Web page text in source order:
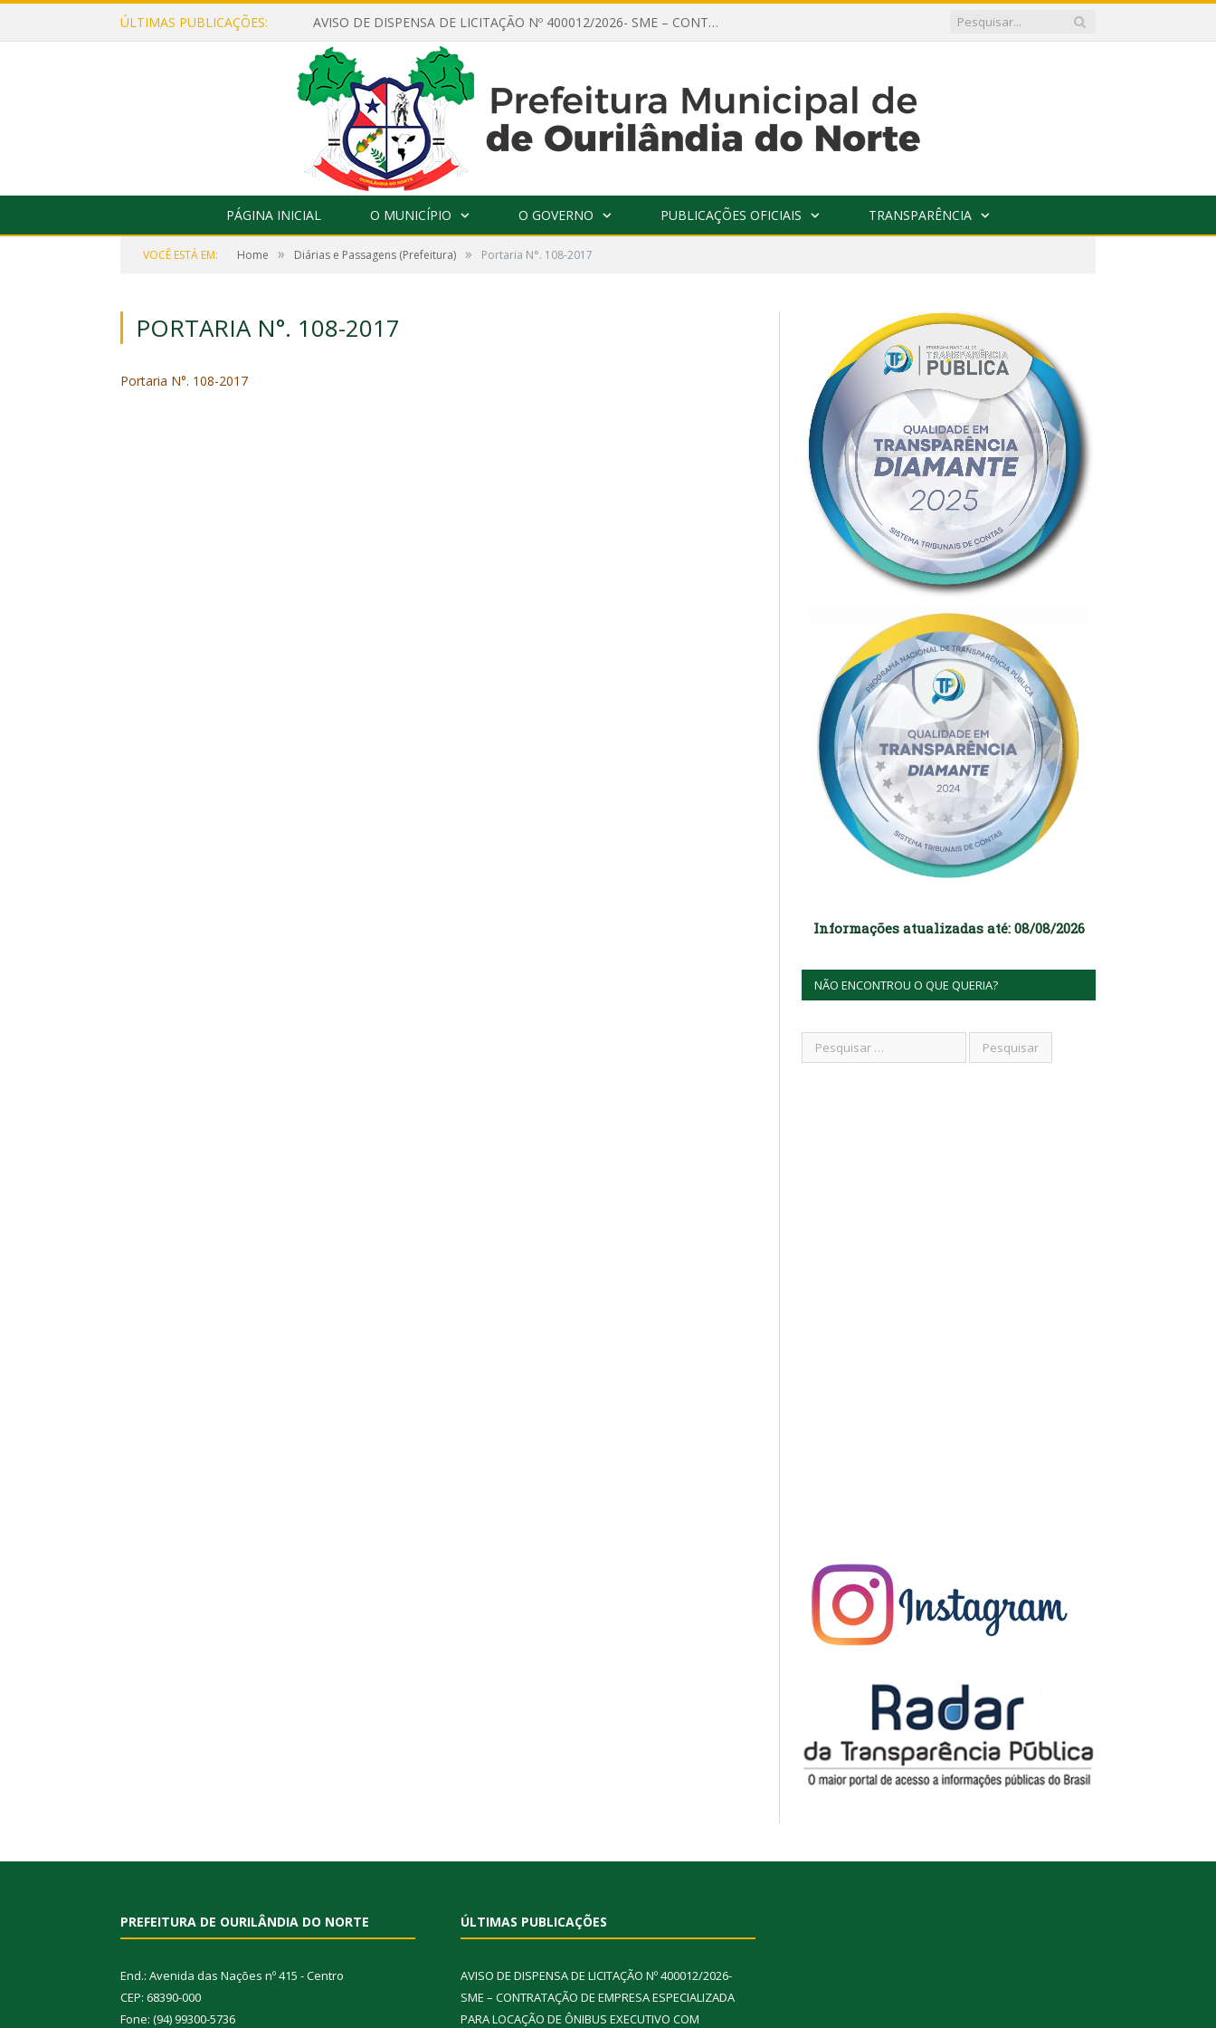
ÚLTIMAS PUBLICAÇÕES: AVISO DE DISPENSA DE LICITAÇÃO Nº 400012/2026- SME – CONTRATAÇÃO DE EMPRESA ESPECIALIZADA PARA LOCAÇÃO DE ÔNIBUS EXECUTIVO COM CAPACIDADE DE 60 (SESSENTA) POLTRONAS, PARA TRANSPORTAR PROFESSORES RESPONSÁVEIS E ALUNOS PARA BRASÍLIA, COM SAÍDA DIA 10/08/2026 E RETORNO DIA 14/08/2026
PÁGINA INICIAL O MUNICÍPIO O GOVERNO PUBLICAÇÕES OFICIAIS TRANSPARÊNCIA
VOCÊ ESTÁ EM: Home » Diárias e Passagens (Prefeitura) » Portaria N°. 108-2017
PORTARIA N°. 108-2017
Portaria N°. 108-2017
Informações atualizadas até: 08/08/2026
NÃO ENCONTROU O QUE QUERIA?
PREFEITURA DE OURILÂNDIA DO NORTE
End.: Avenida das Nações nº 415 - Centro
CEP: 68390-000
Fone: (94) 99300-5736
ÚLTIMAS PUBLICAÇÕES
AVISO DE DISPENSA DE LICITAÇÃO Nº 400012/2026-
SME – CONTRATAÇÃO DE EMPRESA ESPECIALIZADA
PARA LOCAÇÃO DE ÔNIBUS EXECUTIVO COM